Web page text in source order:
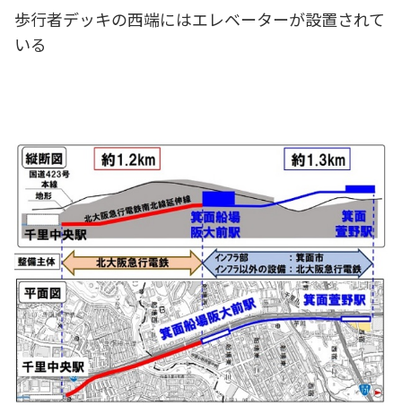
歩行者デッキの西端にはエレベーターが設置されて
いる